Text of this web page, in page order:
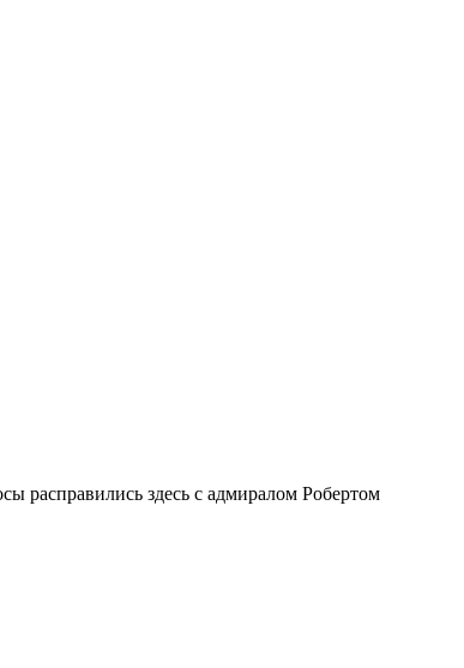
расправились здесь с адмиралом Робертом